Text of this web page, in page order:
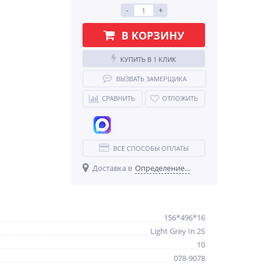
- +
В КОРЗИНУ
КУПИТЬ В 1 КЛИК
ВЫЗВАТЬ ЗАМЕРЩИКА
СРАВНИТЬ ОТЛОЖИТЬ
ВСЕ СПОСОБЫ ОПЛАТЫ
Доставка в Определение...
156*496*16
Light Grey In 2S
10
078-9078